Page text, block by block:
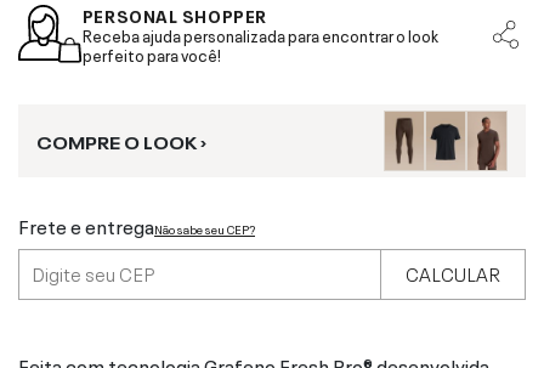
PERSONAL SHOPPER
Receba ajuda personalizada para encontrar o look
perfeito para você!
COMPRE O LOOK ›
Frete e entregaNão sabe seu CEP?
CALCULAR